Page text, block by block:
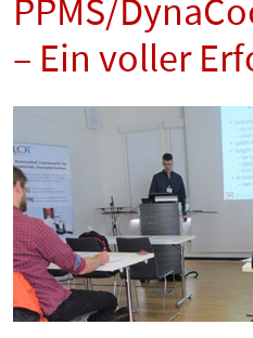
PPMS/
– Ein voller